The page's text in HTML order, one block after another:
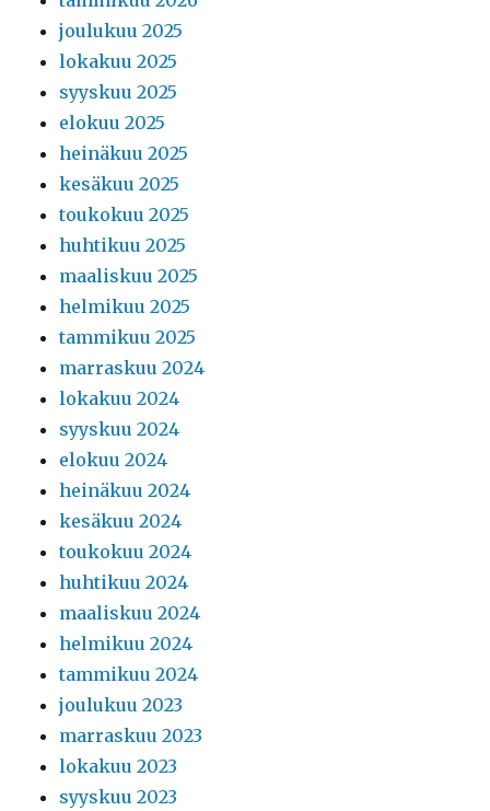
joulukuu 2025
lokakuu 2025
syyskuu 2025
elokuu 2025
heinäkuu 2025
kesäkuu 2025
toukokuu 2025
huhtikuu 2025
maaliskuu 2025
helmikuu 2025
tammikuu 2025
marraskuu 2024
lokakuu 2024
syyskuu 2024
elokuu 2024
heinäkuu 2024
kesäkuu 2024
toukokuu 2024
huhtikuu 2024
maaliskuu 2024
helmikuu 2024
tammikuu 2024
joulukuu 2023
marraskuu 2023
lokakuu 2023
syyskuu 2023